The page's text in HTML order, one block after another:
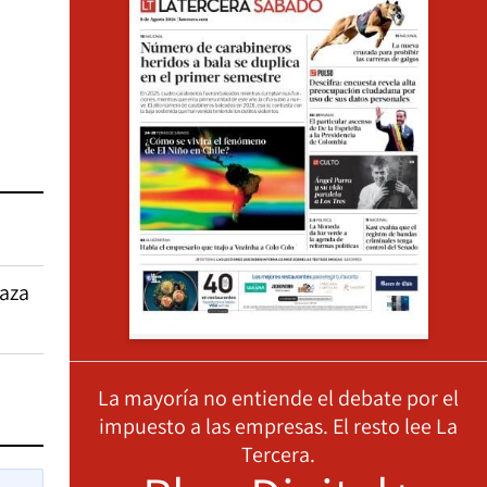
La mayoría no entiende el debate por el
impuesto a las empresas. El resto lee La
Tercera.